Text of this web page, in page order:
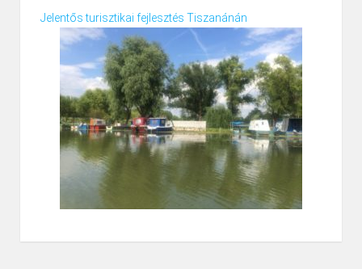
Jelentős turisztikai fejlesztés Tiszanánán